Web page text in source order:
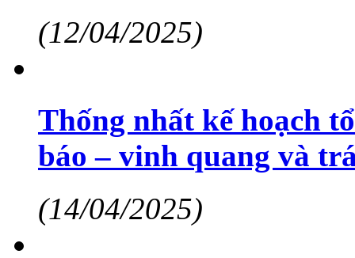
(12/04/2025)
Thống nhất kế hoạch
báo – vinh quang và
(14/04/2025)